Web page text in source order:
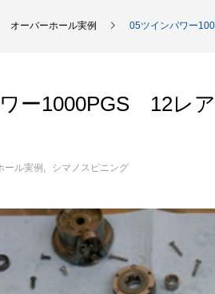
フメンテナンス用品（Selffishオリジナル）
ッチ
2024.05.09
オーバーホール実例 05ツインパワー
ー1000PGS 12レ
ール実例 シマノスピニング